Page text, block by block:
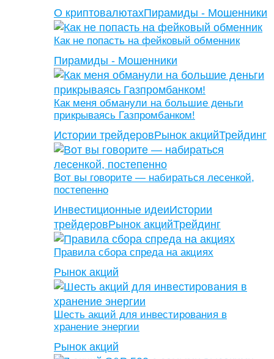
О криптовалютахПирамиды - Мошенники
Как не попасть на фейковый обменник
Пирамиды - Мошенники
Как меня обманули на большие деньги
прикрываясь Газпромбанком!
Истории трейдеровРынок акцийТрейдинг
Вот вы говорите — набираться лесенкой,
постепенно
Инвестиционные идеиИстории
трейдеровРынок акцийТрейдинг
Правила сбора спреда на акциях
Рынок акций
Шесть акций для инвестирования в
хранение энергии
Рынок акций